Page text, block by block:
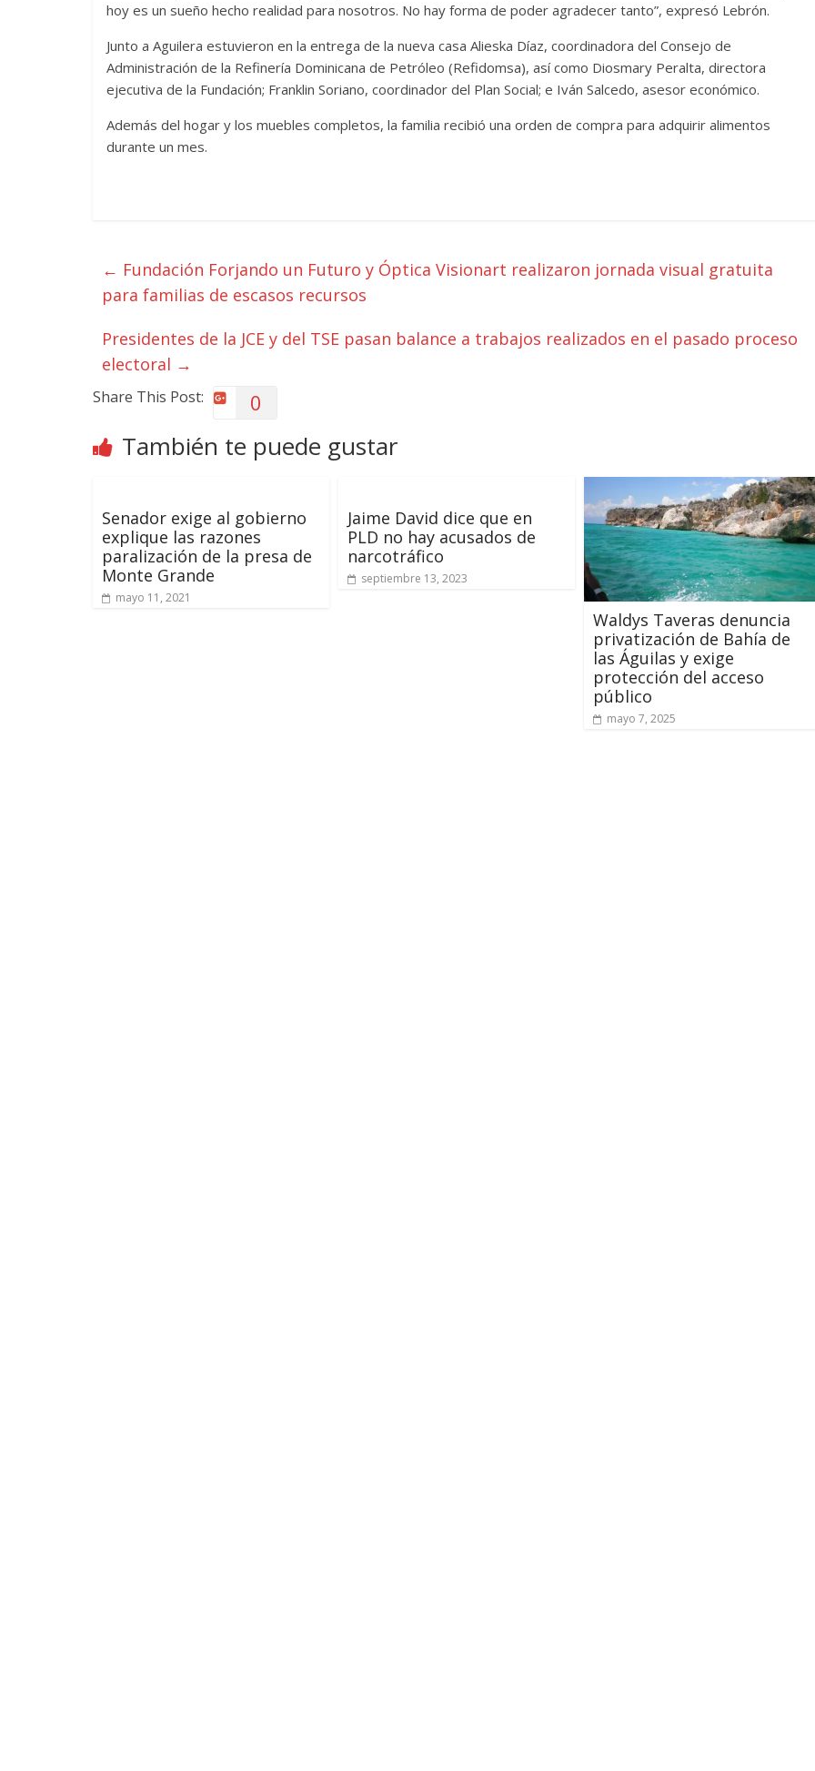
hoy es un sueño hecho realidad para nosotros. No hay forma de poder agradecer tanto”, expresó Lebrón.
Junto a Aguilera estuvieron en la entrega de la nueva casa Alieska Díaz, coordinadora del Consejo de
Administración de la Refinería Dominicana de Petróleo (Refidomsa), así como Diosmary Peralta, directora
ejecutiva de la Fundación; Franklin Soriano, coordinador del Plan Social; e Iván Salcedo, asesor económico.
Además del hogar y los muebles completos, la familia recibió una orden de compra para adquirir alimentos
durante un mes.
← Fundación Forjando un Futuro y Óptica Visionart realizaron jornada visual gratuita
para familias de escasos recursos
Presidentes de la JCE y del TSE pasan balance a trabajos realizados en el pasado proceso
electoral →
Share This Post: 0
También te puede gustar
Senador exige al gobierno
explique las razones
paralización de la presa de
Monte Grande
mayo 11, 2021
Jaime David dice que en
PLD no hay acusados de
narcotráfico
septiembre 13, 2023
Waldys Taveras denuncia
privatización de Bahía de
las Águilas y exige
protección del acceso
público
mayo 7, 2025